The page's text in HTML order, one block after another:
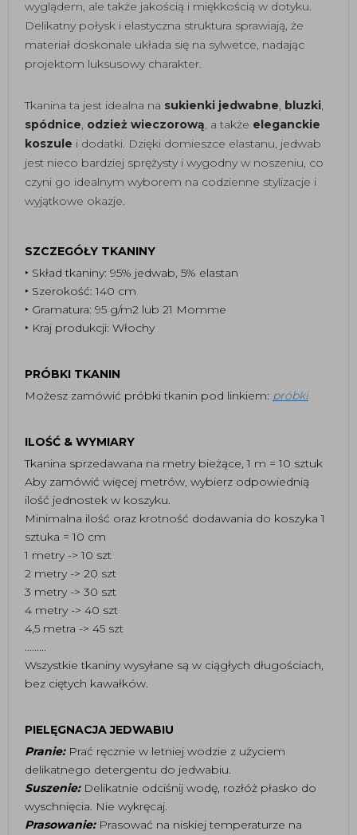
wyglądem, ale także jakością i miękkością w dotyku.
Delikatny połysk i elastyczna struktura sprawiają, że
materiał doskonale układa się na sylwetce, nadając
projektom luksusowy charakter.
Tkanina ta jest idealna na sukienki jedwabne, bluzki,
spódnice, odzież wieczorową, a także eleganckie
koszule i dodatki. Dzięki domieszce elastanu, jedwab
jest nieco bardziej sprężysty i wygodny w noszeniu, co
czyni go idealnym wyborem na codzienne stylizacje i
wyjątkowe okazje.
SZCZEGÓŁY TKANINY
‣ Skład tkaniny: 95% jedwab, 5% elastan
‣ Szerokość: 140 cm
‣ Gramatura: 95 g/m2 lub 21 Momme
‣ Kraj produkcji: Włochy
PRÓBKI TKANIN
Możesz zamówić próbki tkanin pod linkiem: próbki
ILOŚĆ & WYMIARY
Tkanina sprzedawana na metry bieżące, 1 m = 10 sztuk
Aby zamówić więcej metrów, wybierz odpowiednią
ilość jednostek w koszyku.
Minimalna ilość oraz krotność dodawania do koszyka 1
sztuka = 10 cm
1 metry -> 10 szt
2 metry -> 20 szt
3 metry -> 30 szt
4 metry -> 40 szt
4,5 metra -> 45 szt
.........
Wszystkie tkaniny wysyłane są w ciągłych długościach,
bez ciętych kawałków.
PIELĘGNACJA JEDWABIU
Pranie:Prać ręcznie w letniej wodzie z użyciem
delikatnego detergentu do jedwabiu.
Suszenie:Delikatnie odciśnij wodę, rozłóż płasko do
wyschnięcia. Nie wykręcaj.
Prasowanie:Prasować na niskiej temperaturze na